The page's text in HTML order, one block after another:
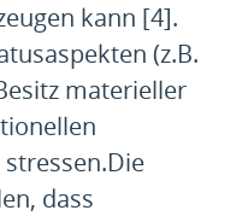
kann [4].
(z.B.
materieller
dass